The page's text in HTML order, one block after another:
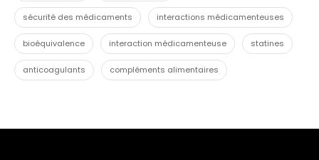
sécurité des médicaments interactions médicamenteuses
bioéquivalence interaction médicamenteuse statines
anticoagulants compléments alimentaires